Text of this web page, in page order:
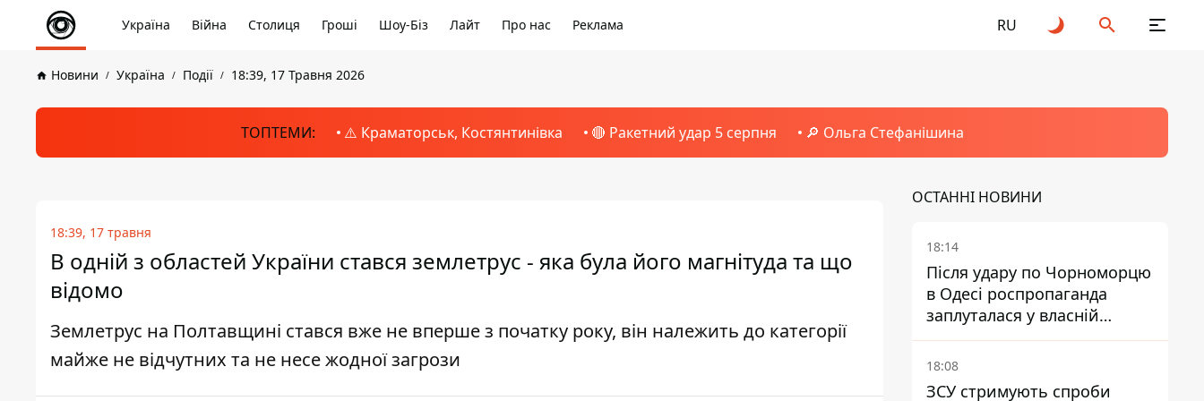
Україна Війна Столиця Гроші Шоу-Біз Лайт Про нас Реклама RU
Новини Україна Події 18:39, 17 Травня 2026
ТОПТЕМИ: ⚠️ Краматорськ, Костянтинівка 🔴 Ракетний удар 5 серпня 🔎 Ольга Стефанішина
18:39, 17 травня
В одній з областей України стався землетрус - яка була його магнітуда та що
відомо
Землетрус на Полтавщині стався вже не вперше з початку року, він належить до категорії
майже не відчутних та не несе жодної загрози
ОСТАННІ НОВИНИ
18:14
Після удару по Чорноморцю
в Одесі роспропаганда
заплуталася у власній
брехні
18:08
ЗСУ стримують спроби